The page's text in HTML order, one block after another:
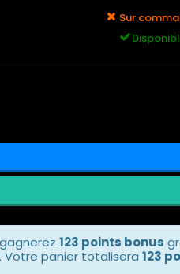
Sur
123 points bonus
panier totalisera 123